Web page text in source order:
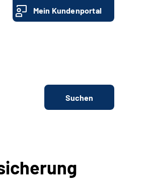
Mein Kundenportal
Suchen